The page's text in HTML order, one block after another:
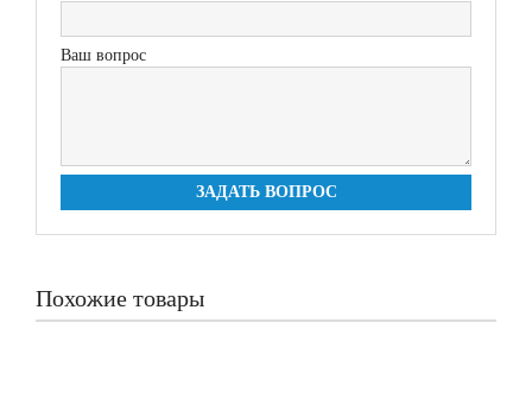
Ваш вопрос
ЗАДАТЬ ВОПРОС
Похожие товары